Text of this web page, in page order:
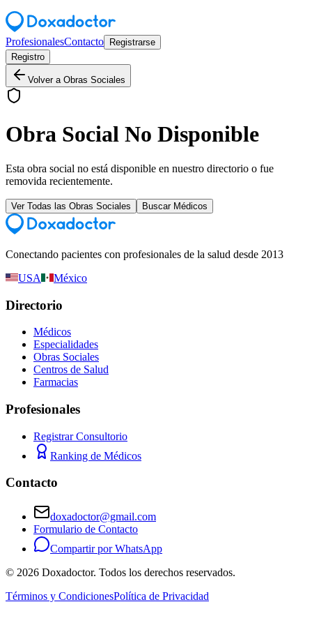
ProfesionalesContacto
Registrarse
Registro
Volver a Obras Sociales
Obra Social No Disponible
Esta obra social no está disponible en nuestro directorio o fue
removida recientemente.
Ver Todas las Obras Sociales Buscar Médicos
Conectando pacientes con profesionales de la salud desde 2013
USA
México
Directorio
Médicos
Especialidades
Obras Sociales
Centros de Salud
Farmacias
Profesionales
Registrar Consultorio
Ranking de Médicos
Contacto
doxadoctor@gmail.com
Formulario de Contacto
Compartir por WhatsApp
© 2026 Doxadoctor. Todos los derechos reservados.
Términos y CondicionesPolítica de Privacidad